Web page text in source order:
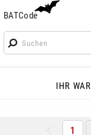
BATCode
BATCode
Sie Ihren Namen ein
IHR
1